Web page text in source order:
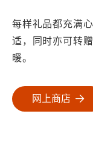
每样礼品都充满
适，同时亦可转
暖。
网上商店